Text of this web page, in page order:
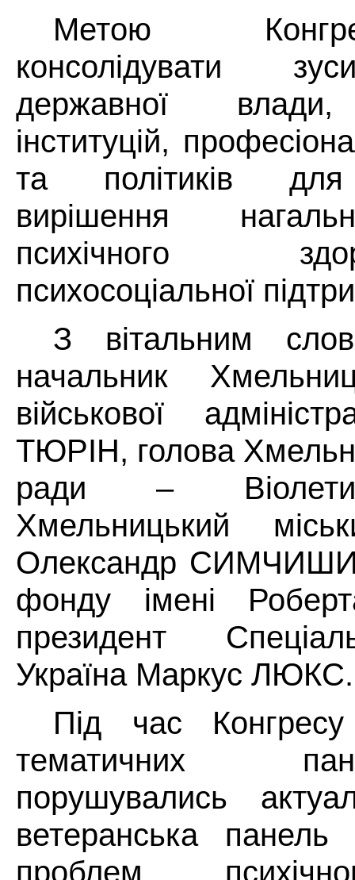
Метою
консолідувати
державної влади,
інституцій,
та політиків для
вирішення
психічного
психосоціальної
З вітальним
начальник
військової
ТЮРІН, голова
ради –
Хмельницький
Олександр
фонду імені
президент
Україна Маркус ЛЮКС.
Під час
тематичних
порушувались
ветеранська
проблем